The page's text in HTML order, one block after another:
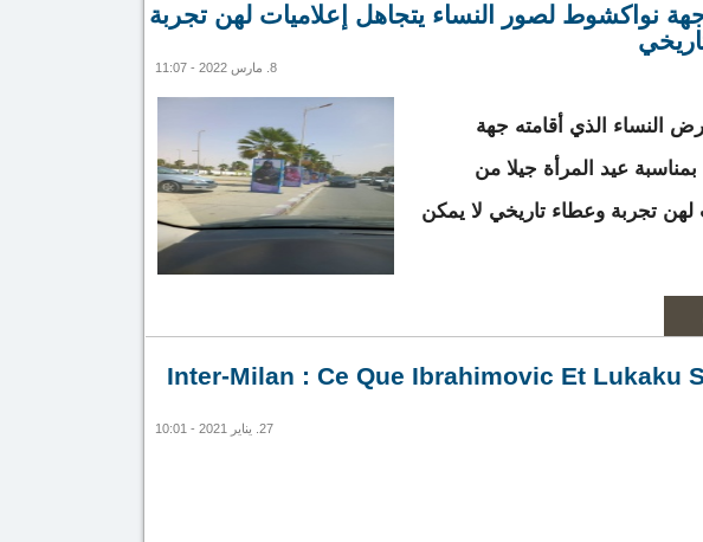
نواكشوط لصور النساء يتجاهل إعلاميات لهن تجربة
8. مارس 2022 - 11:07
النساء الذي أقامته جهة
عيد المرأة جيلا من
لهن تجربة وعطاء تاريخي لا يمكن
تاريخي
Inter-Milan : Ce Que Ibrahimovic Et Lukaku
27. يناير 2021 - 10:01